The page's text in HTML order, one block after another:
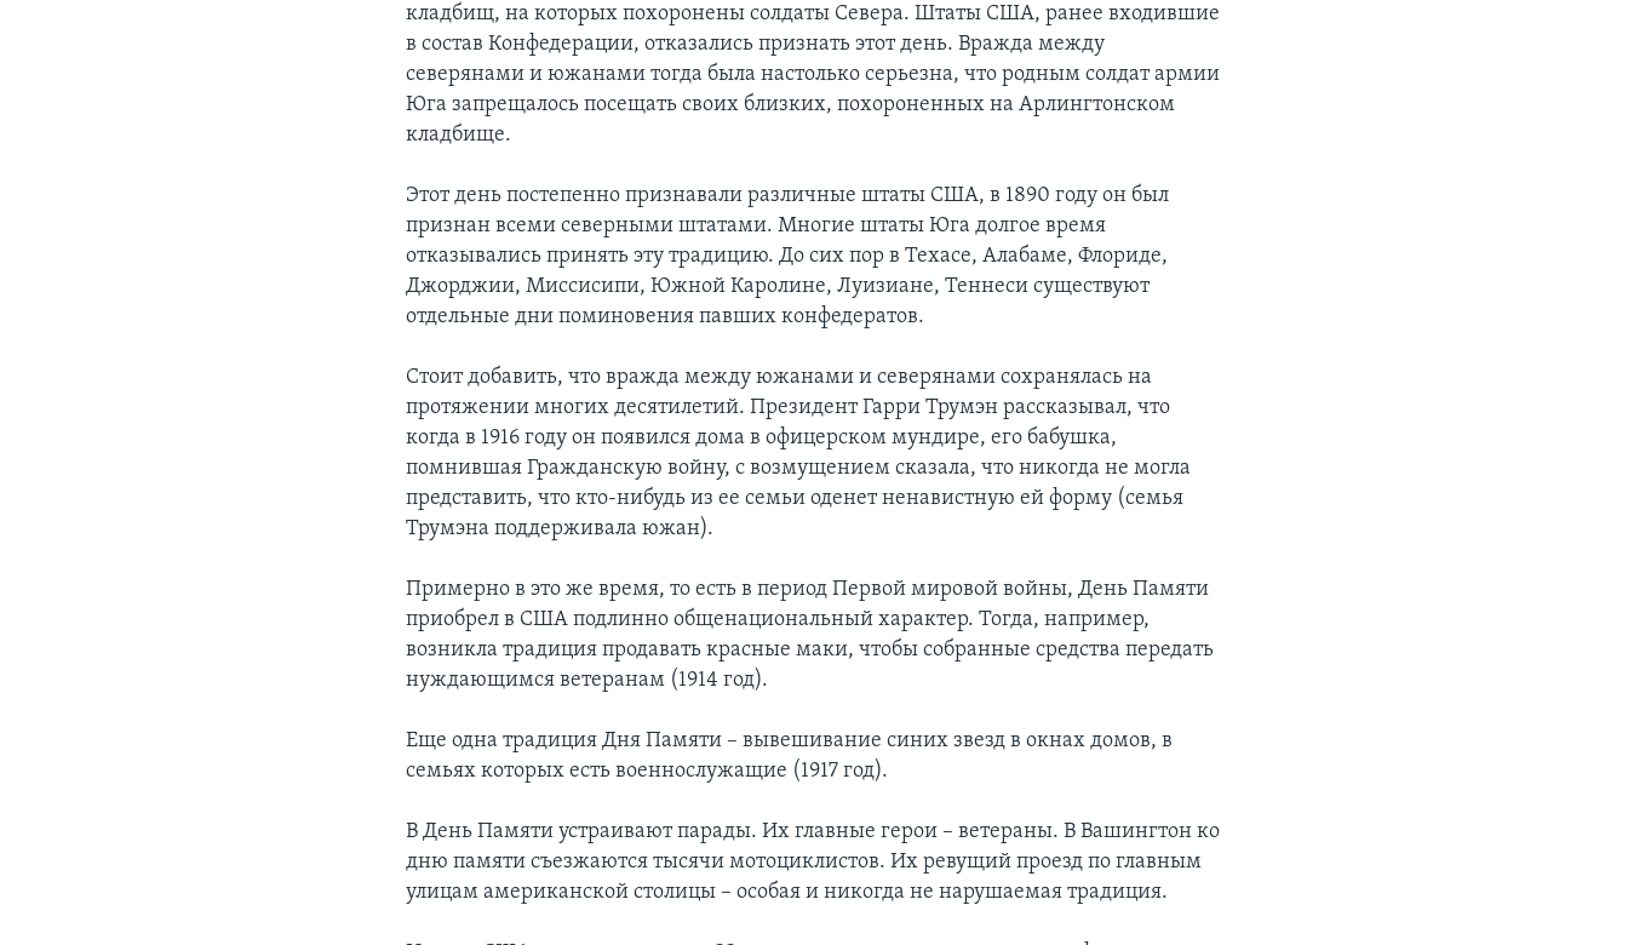
кладбищ, на которых похоронены солдаты Севера. Штаты США, ранее входившие
в состав Конфедерации, отказались признать этот день. Вражда между
северянами и южанами тогда была настолько серьезна, что родным солдат армии
Юга запрещалось посещать своих близких, похороненных на Арлингтонском
кладбище.
Этот день постепенно признавали различные штаты США, в 1890 году он был
признан всеми северными штатами. Многие штаты Юга долгое время
отказывались принять эту традицию. До сих пор в Техасе, Алабаме, Флориде,
Джорджии, Миссисипи, Южной Каролине, Луизиане, Теннеси существуют
отдельные дни поминовения павших конфедератов.
Стоит добавить, что вражда между южанами и северянами сохранялась на
протяжении многих десятилетий. Президент Гарри Трумэн рассказывал, что
когда в 1916 году он появился дома в офицерском мундире, его бабушка,
помнившая Гражданскую войну, с возмущением сказала, что никогда не могла
представить, что кто-нибудь из ее семьи оденет ненавистную ей форму (семья
Трумэна поддерживала южан).
Примерно в это же время, то есть в период Первой мировой войны, День Памяти
приобрел в США подлинно общенациональный характер. Тогда, например,
возникла традиция продавать красные маки, чтобы собранные средства передать
нуждающимся ветеранам (1914 год).
Еще одна традиция Дня Памяти – вывешивание синих звезд в окнах домов, в
семьях которых есть военнослужащие (1917 год).
В День Памяти устраивают парады. Их главные герои – ветераны. В Вашингтон ко
дню памяти съезжаются тысячи мотоциклистов. Их ревущий проезд по главным
улицам американской столицы – особая и никогда не нарушаемая традиция.